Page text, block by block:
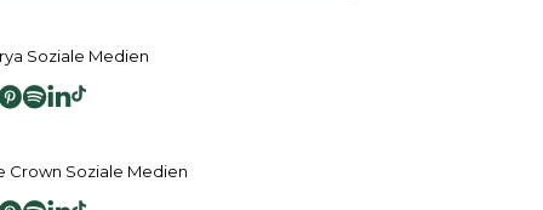
Soziale Medien
Crown Soziale Medien